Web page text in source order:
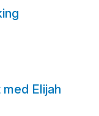
Elijah